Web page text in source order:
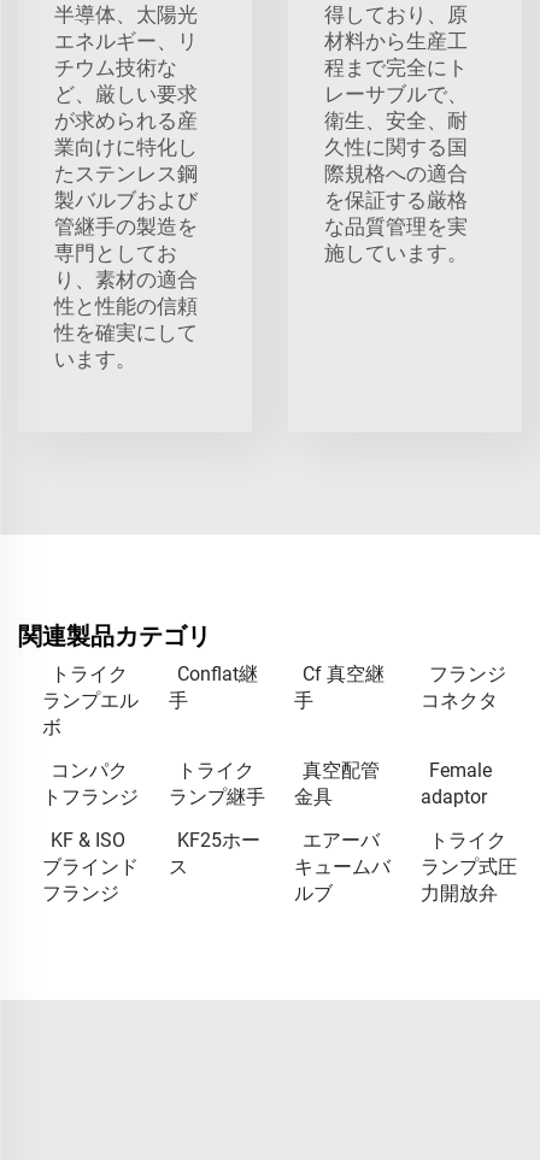
半導体、太陽光
エネルギー、リ
チウム技術な
ど、厳しい要求
が求められる産
業向けに特化し
たステンレス鋼
製バルブおよび
管継手の製造を
専門としてお
り、素材の適合
性と性能の信頼
性を確実にして
います。
得しており、原
材料から生産工
程まで完全にト
レーサブルで、
衛生、安全、耐
久性に関する国
際規格への適合
を保証する厳格
な品質管理を実
施しています。
関連製品カテゴリ
トライク
ランプエル
ボ
Conflat継
手
Cf 真空継
手
フランジ
コネクタ
コンパク
トフランジ
トライク
ランプ継手
真空配管
金具
Female
adaptor
KF & ISO
ブラインド
フランジ
KF25ホー
ス
エアーバ
キュームバ
ルブ
トライク
ランプ式圧
力開放弁